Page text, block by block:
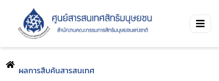
ผลการสืบค้นสารสนเทศ